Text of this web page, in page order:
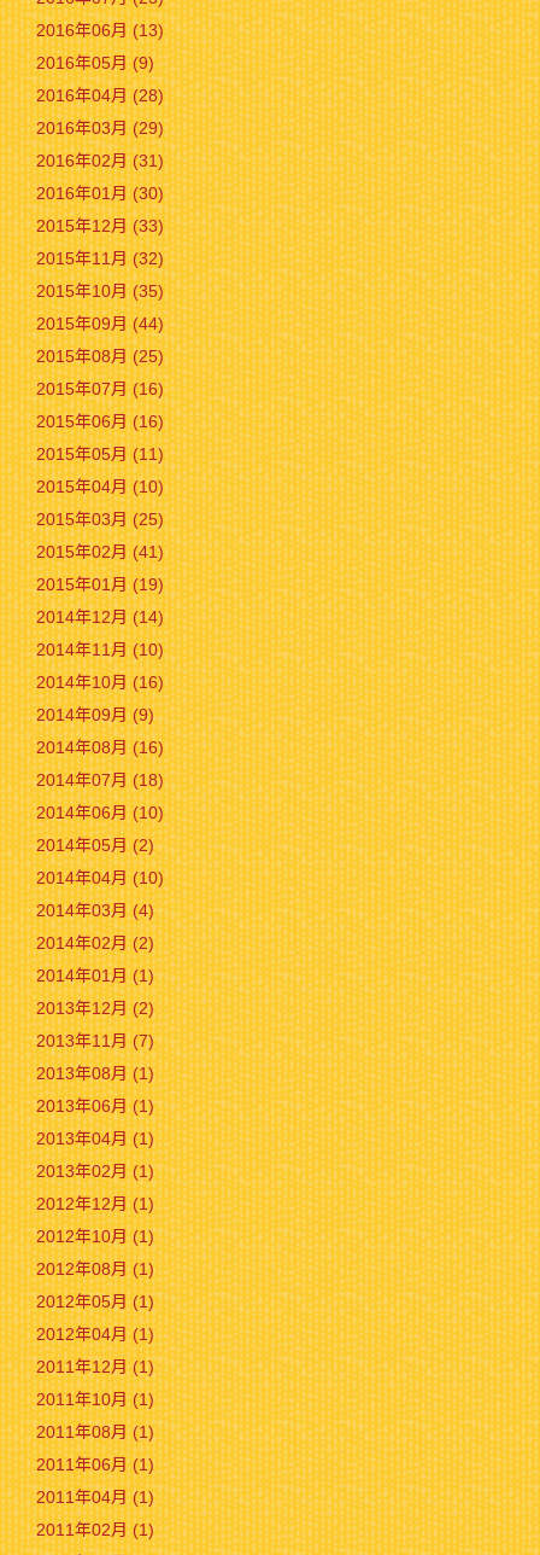
2016年06月 (13)
2016年05月 (9)
2016年04月 (28)
2016年03月 (29)
2016年02月 (31)
2016年01月 (30)
2015年12月 (33)
2015年11月 (32)
2015年10月 (35)
2015年09月 (44)
2015年08月 (25)
2015年07月 (16)
2015年06月 (16)
2015年05月 (11)
2015年04月 (10)
2015年03月 (25)
2015年02月 (41)
2015年01月 (19)
2014年12月 (14)
2014年11月 (10)
2014年10月 (16)
2014年09月 (9)
2014年08月 (16)
2014年07月 (18)
2014年06月 (10)
2014年05月 (2)
2014年04月 (10)
2014年03月 (4)
2014年02月 (2)
2014年01月 (1)
2013年12月 (2)
2013年11月 (7)
2013年08月 (1)
2013年06月 (1)
2013年04月 (1)
2013年02月 (1)
2012年12月 (1)
2012年10月 (1)
2012年08月 (1)
2012年05月 (1)
2012年04月 (1)
2011年12月 (1)
2011年10月 (1)
2011年08月 (1)
2011年06月 (1)
2011年04月 (1)
2011年02月 (1)